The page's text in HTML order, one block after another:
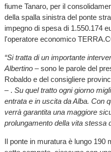
fiume Tanaro, per il
della spalla sinistra del ponte
impegno di spesa di 1.550.174
l'operatore economico
“Si tratta di un importante
Albertino– sono le parole del
Robaldo e del consigliere
– . Su quel tratto ogni giorno
entrata e in uscita da Alba. Con
verrà garantita una maggiore
prolungamento della vita stessa
Il ponte in muratura è lungo 190